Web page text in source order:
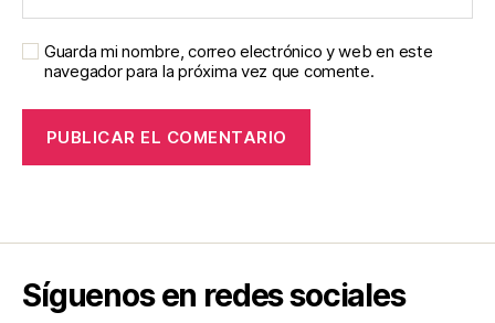
Guarda mi nombre, correo electrónico y web en este
navegador para la próxima vez que comente.
Síguenos en redes sociales